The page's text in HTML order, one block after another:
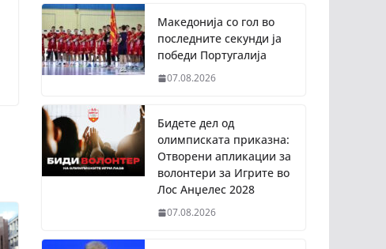
Македонија со гол во
последните секунди ја
победи Португалија
07.08.2026
Бидете дел од
олимписката приказна:
Отворени апликации за
волонтери за Игрите во
Лос Анџелес 2028
07.08.2026